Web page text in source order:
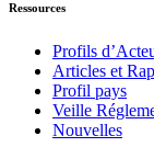
Ressources
Profils
Articles et
Profil pays
Veille
Nouvelles